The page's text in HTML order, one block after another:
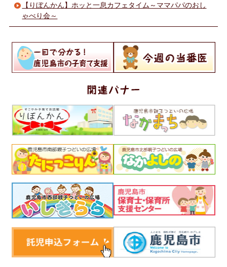
【りぼんかん】ホッと一息カフェタイム～ママパパのおし
ゃべり会～